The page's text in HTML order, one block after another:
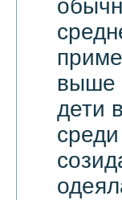
выше
дети